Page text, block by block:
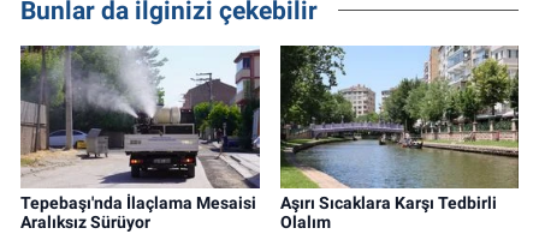
Bunlar da ilginizi çekebilir
Tepebaşı'nda İlaçlama Mesaisi
Aralıksız Sürüyor
Aşırı Sıcaklara Karşı Tedbirli
Olalım